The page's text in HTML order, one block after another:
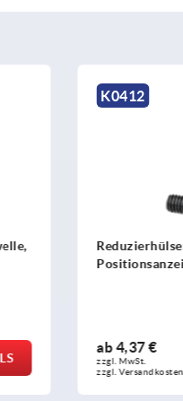
Stahl für
DETAILS